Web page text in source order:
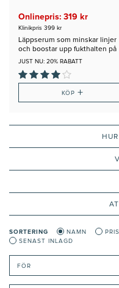
Onlinepris: 319 kr
Klinikpris 399 kr
Läppserum som minskar linjer
och boostar upp fukthalten på
läpparna
JUST NU: 20% RABATT
KÖP +
FÖR
SORTERING NAMN
SENAST INLAGD